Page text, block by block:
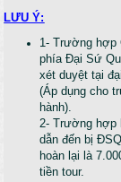
LƯU Ý:
1- Trường hợp
phía Đại Sứ
xét duyệt tại
(Áp dụng cho
hành).
2- Trường hợp
dẫn đến bị
hoàn lại là
tiền tour.